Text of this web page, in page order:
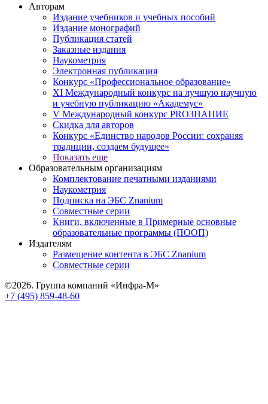
Авторам
Издание учебников и учебных пособий
Издание монографий
Публикация статей
Заказные издания
Наукометрия
Электронная публикация
Конкурс «Профессиональное образование»
XI Международный конкурс на лучшую научную
и учебную публикацию «Академус»
V Международный конкурс PROЗНАНИЕ
Скидка для авторов
Конкурс «Единство народов России: сохраняя
традиции, создаем будущее»
Показать еще
Образовательным организациям
Комплектование печатными изданиями
Наукометрия
Подписка на ЭБС Znanium
Совместные серии
Книги, включенные в Примерные основные
образовательные программы (ПООП)
Издателям
Размещение контента в ЭБС Znanium
Совместные серии
©2026. Группа компаний «Инфра-М»
+7 (495) 859-48-60